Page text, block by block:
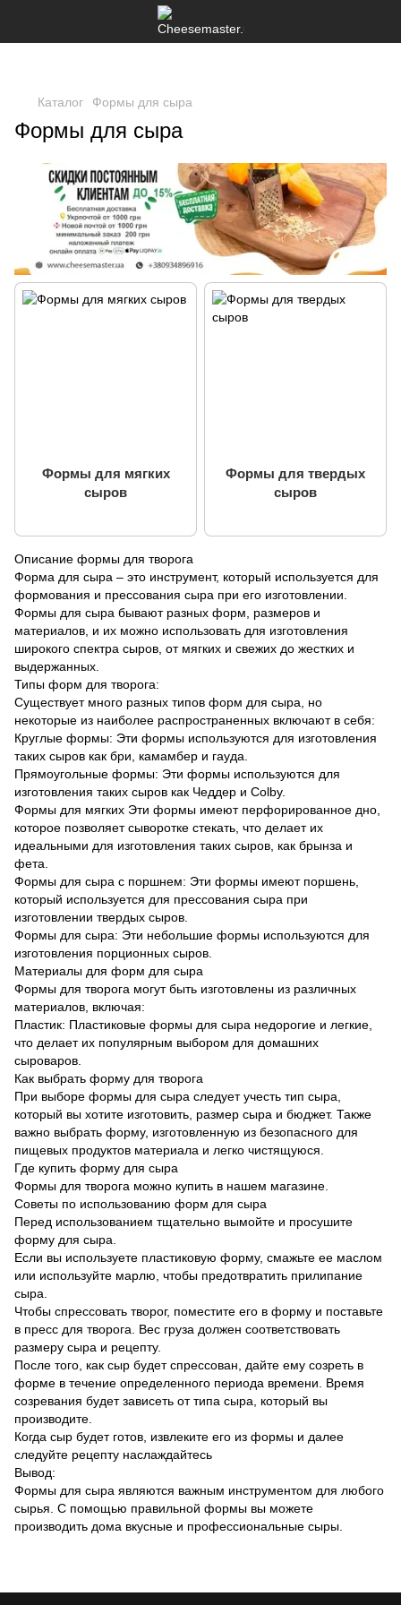
Каталог Формы для сыра
Формы для сыра
Описание формы для творога
Форма для сыра – это инструмент, который используется для
формования и прессования сыра при его изготовлении.
Формы для сыра бывают разных форм, размеров и
материалов, и их можно использовать для изготовления
широкого спектра сыров, от мягких и свежих до жестких и
выдержанных.
Типы форм для творога:
Существует много разных типов форм для сыра, но
некоторые из наиболее распространенных включают в себя:
Круглые формы: Эти формы используются для изготовления
таких сыров как бри, камамбер и гауда.
Прямоугольные формы: Эти формы используются для
изготовления таких сыров как Чеддер и Colby.
Формы для мягких Эти формы имеют перфорированное дно,
которое позволяет сыворотке стекать, что делает их
идеальными для изготовления таких сыров, как брынза и
фета.
Формы для сыра с поршнем: Эти формы имеют поршень,
который используется для прессования сыра при
изготовлении твердых сыров.
Формы для сыра: Эти небольшие формы используются для
изготовления порционных сыров.
Материалы для форм для сыра
Формы для творога могут быть изготовлены из различных
материалов, включая:
Пластик: Пластиковые формы для сыра недорогие и легкие,
что делает их популярным выбором для домашних
сыроваров.
Как выбрать форму для творога
При выборе формы для сыра следует учесть тип сыра,
который вы хотите изготовить, размер сыра и бюджет. Также
важно выбрать форму, изготовленную из безопасного для
пищевых продуктов материала и легко чистящуюся.
Где купить форму для сыра
Формы для творога можно купить в нашем магазине.
Советы по использованию форм для сыра
Перед использованием тщательно вымойте и просушите
форму для сыра.
Если вы используете пластиковую форму, смажьте ее маслом
или используйте марлю, чтобы предотвратить прилипание
сыра.
Чтобы спрессовать творог, поместите его в форму и поставьте
в пресс для творога. Вес груза должен соответствовать
размеру сыра и рецепту.
После того, как сыр будет спрессован, дайте ему созреть в
форме в течение определенного периода времени. Время
созревания будет зависеть от типа сыра, который вы
производите.
Когда сыр будет готов, извлеките его из формы и далее
следуйте рецепту наслаждайтесь
Вывод:
Формы для сыра являются важным инструментом для любого
сырья. С помощью правильной формы вы можете
производить дома вкусные и профессиональные сыры.
Формы для мягких
сыров
Формы для твердых
сыров